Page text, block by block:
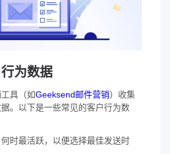
为数据
具（如Geeksend邮件营销）收集
。以下是一些常见的客户行为数
时最活跃，以便选择最佳发送时